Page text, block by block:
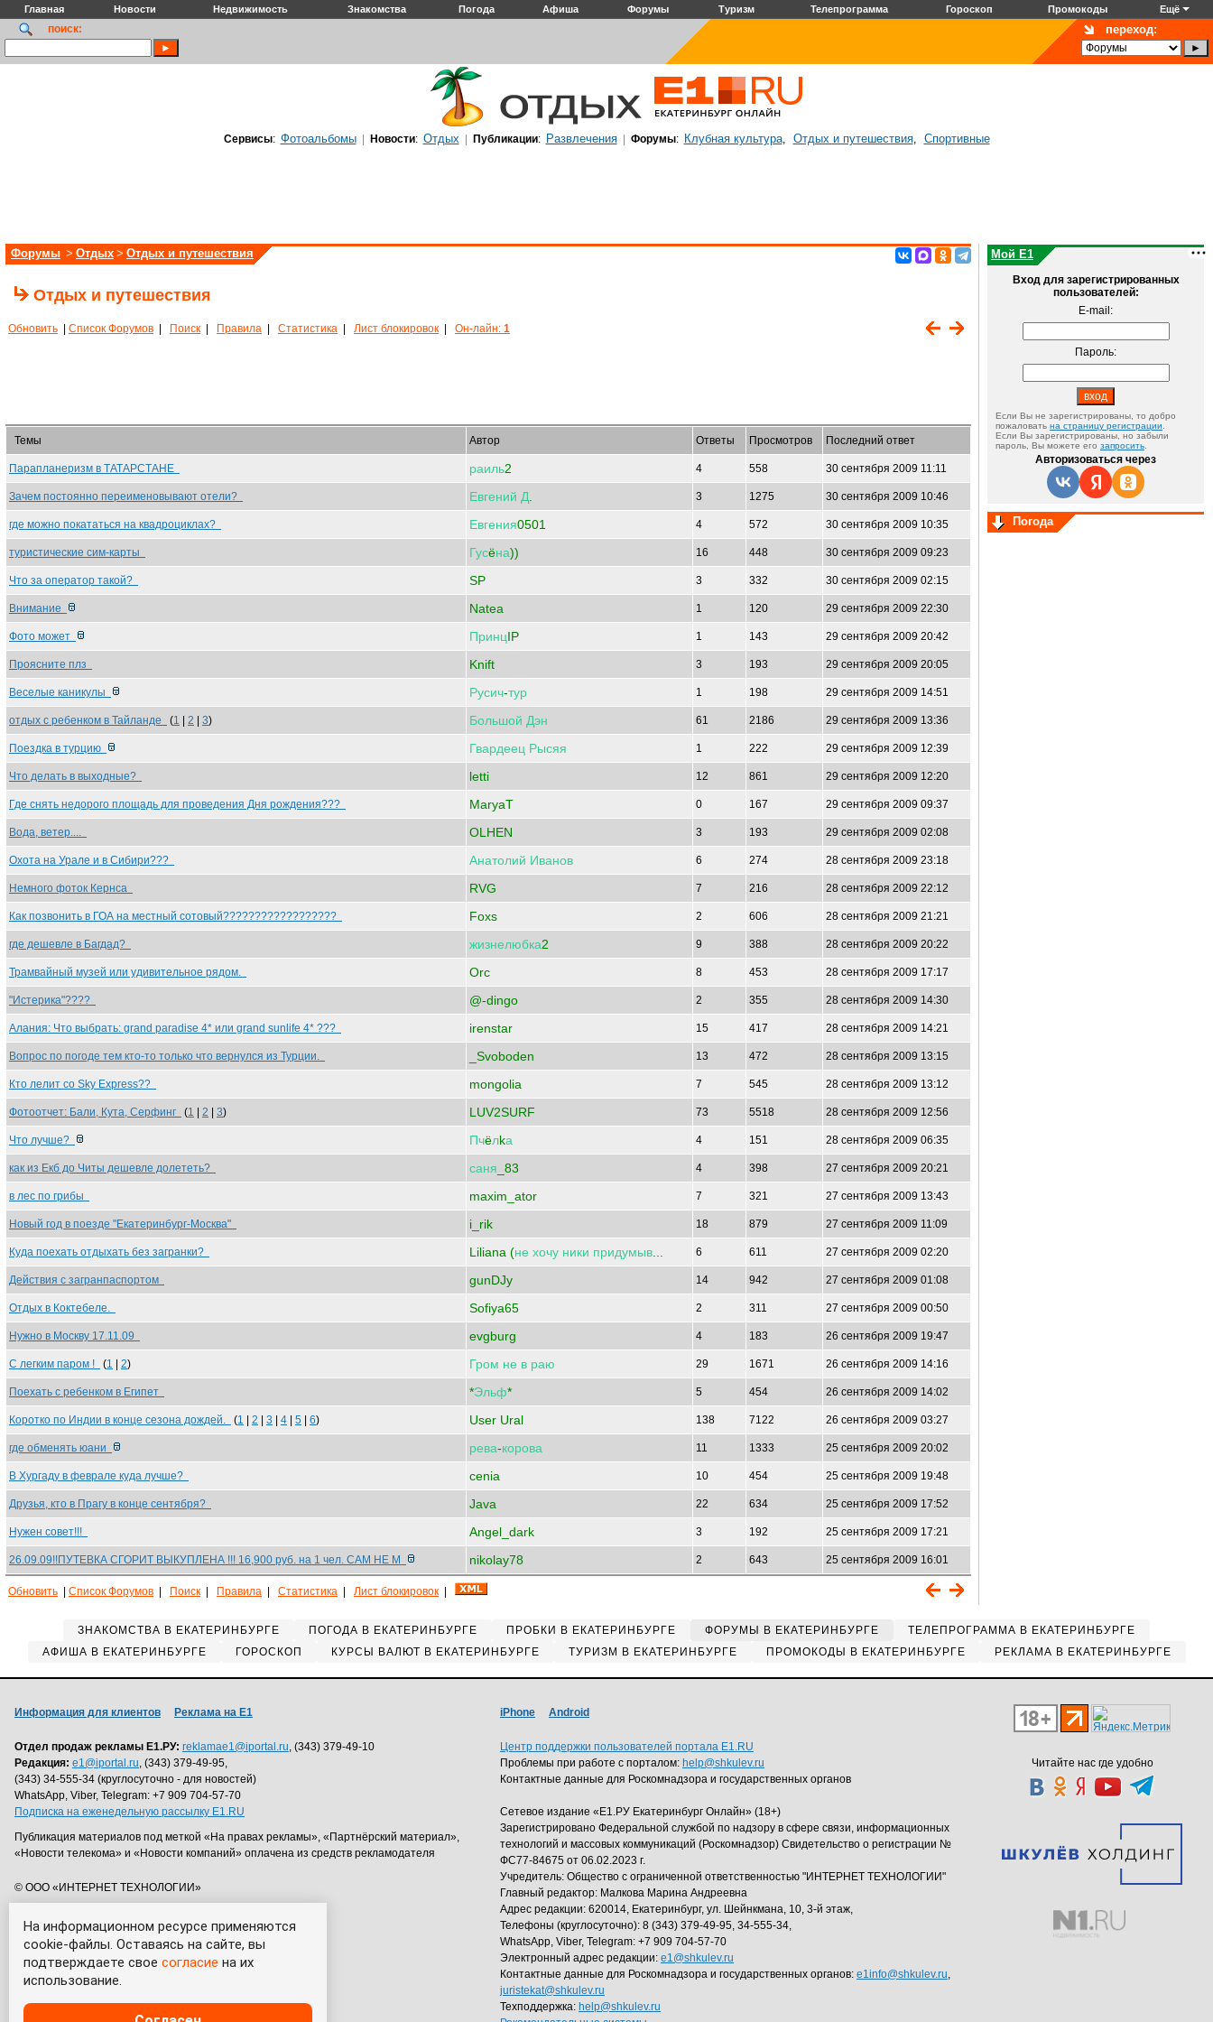
На информационном ресурсе применяются
cookie-файлы. Оставаясь на сайте, вы
подтверждаете свое согласие на их
использование.
Главная Новости Недвижимость Знакомства Погода Афиша Форумы Туризм Телепрограмма Гороскоп Промокоды Ещё
поиск: переход:
Сервисы: Фотоальбомы| Новости: Отдых| Публикации: Развлечения| Форумы: Клубная культура, Отдых и путешествия, Спортивные
Форумы > Отдых > Отдых и путешествия
Отдых и путешествия
Обновить Список Форумов Поиск Правила Статистика Лист блокировок Он-лайн: 1
Темы Автор Ответы Просмотров Последний ответ
Парапланеризм в ТАТАРСТАНЕ раиль2 4 558 30 сентября 2009 11:11
Зачем постоянно переименовывают отели? Евгений Д 3 1275 30 сентября 2009 10:46
где можно покататься на квадроциклах? Евгения0501 4 572 30 сентября 2009 10:35
туристические сим-карты Гусёна)) 16 448 30 сентября 2009 09:23
Что за оператор такой? SP 3 332 30 сентября 2009 02:15
Внимание Natea 1 120 29 сентября 2009 22:30
Фото может ПринцIP 1 143 29 сентября 2009 20:42
Проясните плз Knift 3 193 29 сентября 2009 20:05
Веселые каникулы Русич-тур 1 198 29 сентября 2009 14:51
отдых с ребенком в Тайланде (1 2 3) Большой Дэн 61 2186 29 сентября 2009 13:36
Поездка в турцию Гвардеец Рысяя 1 222 29 сентября 2009 12:39
Что делать в выходные? letti 12 861 29 сентября 2009 12:20
Где снять недорого площадь для проведения Дня рождения??? MaryaT 0 167 29 сентября 2009 09:37
Вода, ветер.... OLHEN 3 193 29 сентября 2009 02:08
Охота на Урале и в Сибири??? Анатолий Иванов 6 274 28 сентября 2009 23:18
Немного фоток Кернса RVG 7 216 28 сентября 2009 22:12
Как позвонить в ГОА на местный сотовый?????????????????? Foxs 2 606 28 сентября 2009 21:21
где дешевле в Багдад? жизнелюбка2 9 388 28 сентября 2009 20:22
Трамвайный музей или удивительное рядом. Orc 8 453 28 сентября 2009 17:17
"Истерика"???? @-dingo 2 355 28 сентября 2009 14:30
Алания: Что выбрать: grand paradise 4* или grand sunlife 4* ??? irenstar 15 417 28 сентября 2009 14:21
Вопрос по погоде тем кто-то только что вернулся из Турции. _Svoboden 13 472 28 сентября 2009 13:15
Кто лелит со Sky Express?? mongolia 7 545 28 сентября 2009 13:12
Фотоотчет: Бали, Кута, Серфинг (1 2 3) LUV2SURF 73 5518 28 сентября 2009 12:56
Что лучше? Пчёлkа 4 151 28 сентября 2009 06:35
как из Екб до Читы дешевле долететь? саня _83 4 398 27 сентября 2009 20:21
в лес по грибы maxim_ator 7 321 27 сентября 2009 13:43
Новый год в поезде "Екатеринбург-Москва" i_rik 18 879 27 сентября 2009 11:09
Куда поехать отдыхать без загранки? Liliana (не хочу ники придумыв 6 611 27 сентября 2009 02:20
Действия с загранпаспортом gunDJy 14 942 27 сентября 2009 01:08
Отдых в Коктебеле. Sofiya65 2 311 27 сентября 2009 00:50
Нужно в Москву 17.11.09 evgburg 4 183 26 сентября 2009 19:47
С легким паром ! (1 2) Гром не в раю 29 1671 26 сентября 2009 14:16
Поехать с ребенком в Египет *Эльф* 5 454 26 сентября 2009 14:02
Коротко по Индии в конце сезона дождей. (1 2 3 4 5 6) User Ural 138 7122 26 сентября 2009 03:27
где обменять юани рева-корова 11 1333 25 сентября 2009 20:02
В Хургаду в феврале куда лучше? cenia 10 454 25 сентября 2009 19:48
Друзья, кто в Прагу в конце сентября? Java 22 634 25 сентября 2009 17:52
Нужен совет!!! Angel_dark 3 192 25 сентября 2009 17:21
26.09.09!!ПУТЕВКА СГОРИТ ВЫКУПЛЕНА !!! 16,900 руб. на 1 чел. САМ НЕ М nikolay78 2 643 25 сентября 2009 16:01
Обновить Список Форумов Поиск Правила Статистика Лист блокировок
Мой E1
Вход для зарегистрированных
пользователей:
E-mail:
Пароль:
Если Вы не зарегистрированы, то добро
пожаловать на страницу регистрации
Если Вы зарегистрированы, но забыли
пароль, Вы можете его запросить
Авторизоваться через
Погода
ЗНАКОМСТВА В ЕКАТЕРИНБУРГЕ ПОГОДА В ЕКАТЕРИНБУРГЕ ПРОБКИ В ЕКАТЕРИНБУРГЕ ФОРУМЫ В ЕКАТЕРИНБУРГЕ
ТЕЛЕПРОГРАММА В ЕКАТЕРИНБУРГЕ
АФИША В ЕКАТЕРИНБУРГЕ
ГОРОСКОП КУРСЫ ВАЛЮТ В ЕКАТЕРИНБУРГЕ ТУРИЗМ В ЕКАТЕРИНБУРГЕ ПРОМОКОДЫ В ЕКАТЕРИНБУРГЕ РЕКЛАМА В ЕКАТЕРИНБУРГЕ
Читайте нас где удобно
Информация для клиентов Реклама на Е1
Отдел продаж рекламы Е1.РУ: reklamae1@iportal.ru, (343) 379-49-10
Редакция: e1@iportal.ru, (343) 379-49-95,
(343) 34-555-34 (круглосуточно - для новостей)
WhatsApp, Viber, Telegram: +7 909 704-57-70
Подписка на еженедельную рассылку E1.RU
Публикация материалов под меткой «На правах рекламы», «Партнёрский материал»,
«Новости телекома» и «Новости компаний» оплачена из средств рекламодателя
© ООО «ИНТЕРНЕТ ТЕХНОЛОГИИ»
iPhone Android
Центр поддержки пользователей портала E1.RU
Проблемы при работе с порталом: help@shkulev.ru
Контактные данные для Роскомнадзора и государственных органов
Сетевое издание «Е1.РУ Екатеринбург Онлайн» (18+)
Зарегистрировано Федеральной службой по надзору в сфере связи, информационных
технологий и массовых коммуникаций (Роскомнадзор) Свидетельство о регистрации №
ФС77-84675 от 06.02.2023 г.
Учредитель: Общество с ограниченной ответственностью "ИНТЕРНЕТ ТЕХНОЛОГИИ"
Главный редактор: Малкова Марина Андреевна
Адрес редакции: 620014, Екатеринбург, ул. Шейнкмана, 10, 3-й этаж,
Телефоны (круглосуточно): 8 (343) 379-49-95, 34-555-34,
WhatsApp, Viber, Telegram: +7 909 704-57-70
Электронный адрес редакции: e1@shkulev.ru
Контактные данные для Роскомнадзора и государственных органов: e1info@shkulev.ru,
juristekat@shkulev.ru
Техподдержка: help@shkulev.ru